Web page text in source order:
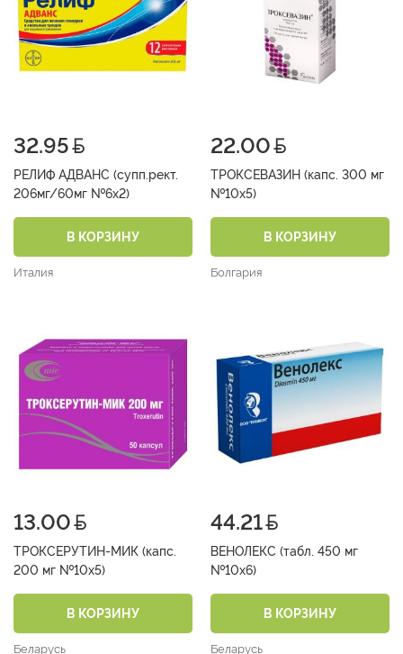
32.95
РЕЛИФ АДВАНС (супп.рект.
206мг/60мг №6х2)
В КОРЗИНУ
Италия
22.00
ТРОКСЕВАЗИН (капс. 300 мг
№10х5)
В КОРЗИНУ
Болгария
13.00
ТРОКСЕРУТИН-МИК (капс.
200 мг №10х5)
В КОРЗИНУ
Беларусь
44.21
ВЕНОЛЕКС (табл. 450 мг
№10х6)
В КОРЗИНУ
Беларусь